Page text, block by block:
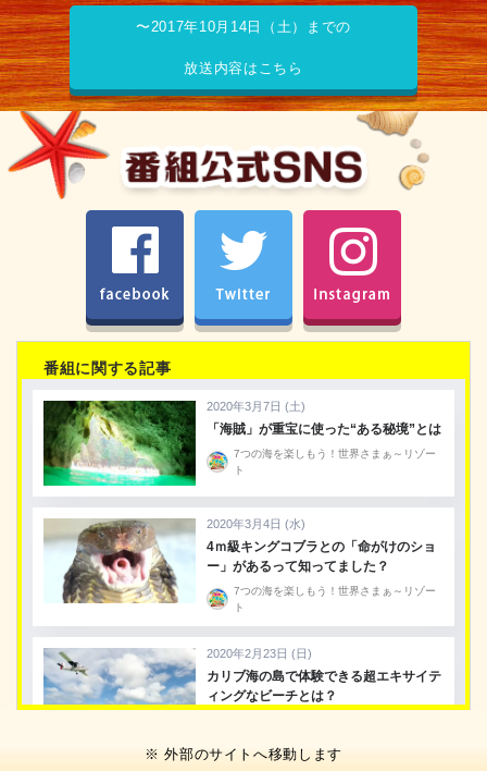
〜2017年10月14日（土）までの
放送内容はこちら
facebook Twitter
番組に関する記事
※ 外部のサイトへ移動します